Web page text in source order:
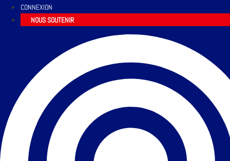
CONNEXION
NOUS SOUTENIR